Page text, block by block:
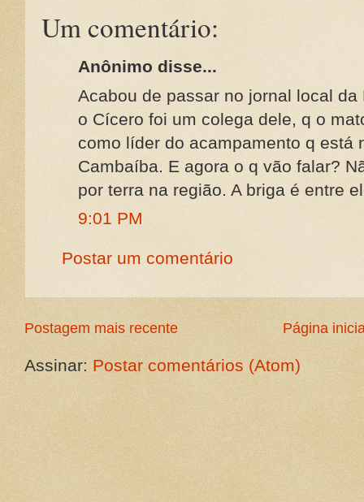
Um comentário:
Anônimo disse...
Acabou de passar no jornal local
o Cícero foi um colega dele, q o
como líder do acampamento q está
Cambaíba. E agora o q vão falar?
por terra na região. A briga é entre
9:01 PM
Postar um comentário
Postagem mais recente Página
Assinar: Postar comentários (Atom)